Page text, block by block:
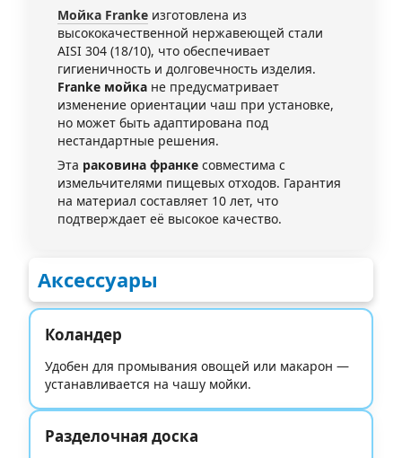
Мойка Franke изготовлена из
высококачественной нержавеющей стали
AISI 304 (18/10), что обеспечивает
гигиеничность и долговечность изделия.
Franke мойка не предусматривает
изменение ориентации чаш при установке,
но может быть адаптирована под
нестандартные решения.
Эта раковина франке совместима с
измельчителями пищевых отходов. Гарантия
на материал составляет 10 лет, что
подтверждает её высокое качество.
Аксессуары
Коландер
Удобен для промывания овощей или макарон —
устанавливается на чашу мойки.
Разделочная доска